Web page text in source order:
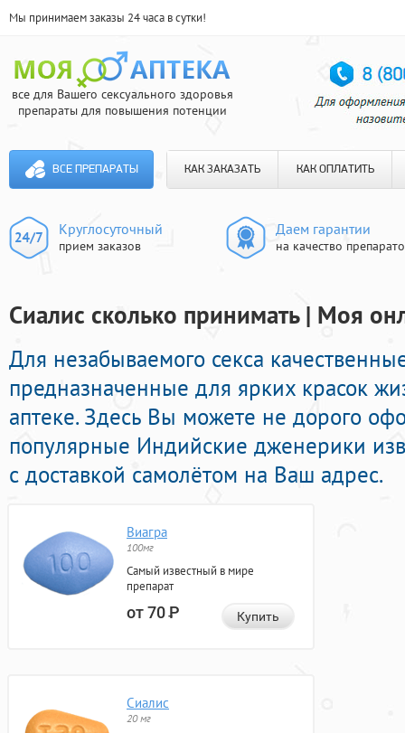
Мы принимаем заказы 24 часа в сутки!
все для Вашего сексуального здоровья
препараты для повышения потенции
ВСЕ ПРЕПАРАТЫ КАК ЗАКАЗАТЬ КАК ОПЛАТИТЬ
Круглосуточный
прием заказов
Даем гарантии
на качество
Сиалис сколько принимать | Моя
Для незабываемого секса
предназначенные для ярких красок
аптеке. Здесь Вы можете не дорого
популярные Индийские дженерики
с доставкой самолётом на Ваш адрес.
Виагра
100мг
Самый известный в мире
препарат
от 70Р Купить
Сиалис
20 мг